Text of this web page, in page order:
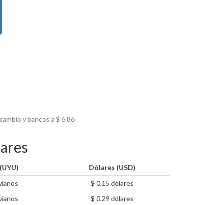
y bancos a $6.86
Dólares (USD)
$ 0.15 dólares
$ 0.29 dólares